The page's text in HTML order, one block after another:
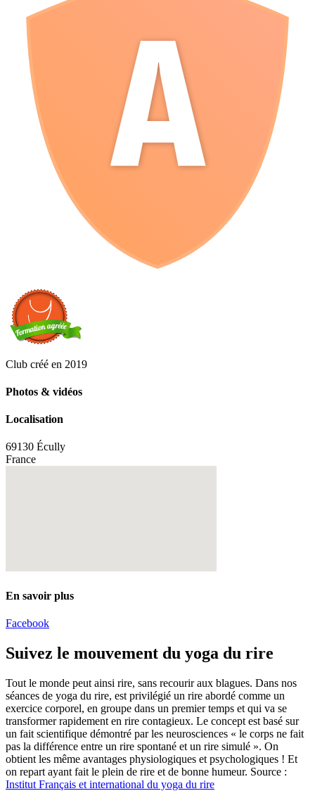
Club créé en 2019
Photos & vidéos
Localisation
69130 Écully
France
En savoir plus
Facebook
Suivez le mouvement du yoga du rire
Tout le monde peut ainsi rire, sans recourir aux blagues. Dans nos
séances de yoga du rire, est privilégié un rire abordé comme un
exercice corporel, en groupe dans un premier temps et qui va se
transformer rapidement en rire contagieux. Le concept est basé sur
un fait scientifique démontré par les neurosciences « le corps ne fait
pas la différence entre un rire spontané et un rire simulé ». On
obtient les même avantages physiologiques et psychologiques ! Et
on repart ayant fait le plein de rire et de bonne humeur. Source :
Institut Français et international du yoga du rire